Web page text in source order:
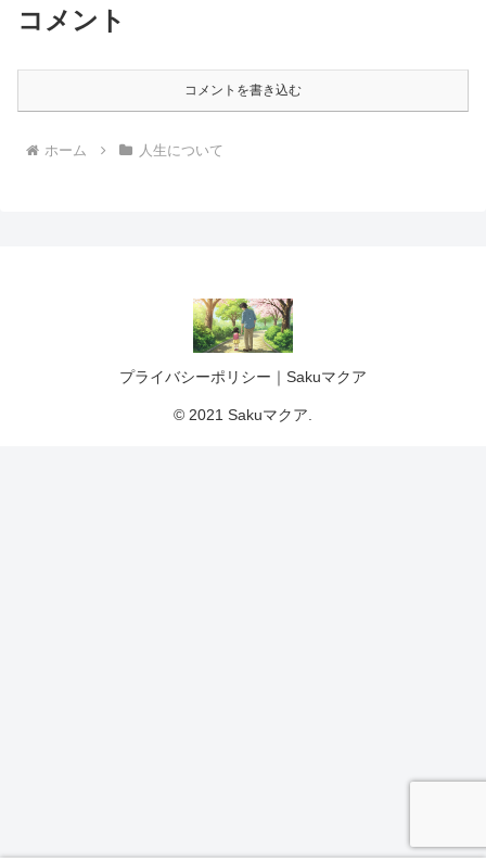
コメント
コメントを書き込む
ホーム 人生について
プライバシーポリシー｜Sakuマクア
© 2021 Sakuマクア.